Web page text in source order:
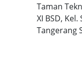
Taman
XI BSD,
Tangerang